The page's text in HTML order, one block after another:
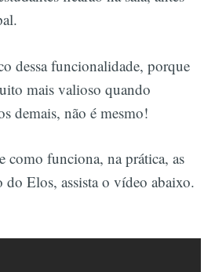
dessa funcionalidade, porque
mais valioso quando
demais, não é mesmo!
como funciona, na prática, as
do Elos, assista o vídeo abaixo.